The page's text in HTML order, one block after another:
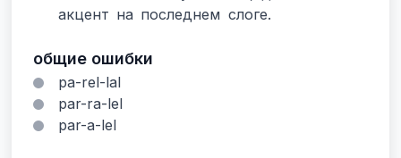
акцент на последнем слоге.
общие ошибки
pa-rel-lal
par-ra-lel
par-a-lel